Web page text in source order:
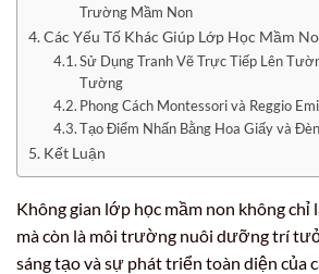
Trường Mầm Non
Các Yếu Tố Khác Giúp Lớp Học Mầm
Sử Dụng Tranh Vẽ Trực Tiếp Lên
Tường
Phong Cách Montessori và Reggio
Tạo Điểm Nhấn Bằng Hoa Giấy và
Kết Luận
Không gian lớp học mầm non không chỉ
mà còn là môi trường nuôi dưỡng trí
sáng tạo và sự phát triển toàn diện của